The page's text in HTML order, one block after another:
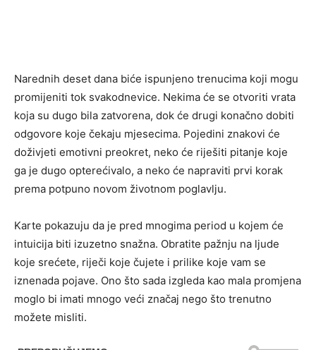
Narednih deset dana biće ispunjeno trenucima koji mogu
promijeniti tok svakodnevice. Nekima će se otvoriti vrata
koja su dugo bila zatvorena, dok će drugi konačno dobiti
odgovore koje čekaju mjesecima. Pojedini znakovi će
doživjeti emotivni preokret, neko će riješiti pitanje koje
ga je dugo opterećivalo, a neko će napraviti prvi korak
prema potpuno novom životnom poglavlju.
Karte pokazuju da je pred mnogima period u kojem će
intuicija biti izuzetno snažna. Obratite pažnju na ljude
koje srećete, riječi koje čujete i prilike koje vam se
iznenada pojave. Ono što sada izgleda kao mala promjena
moglo bi imati mnogo veći značaj nego što trenutno
možete misliti.